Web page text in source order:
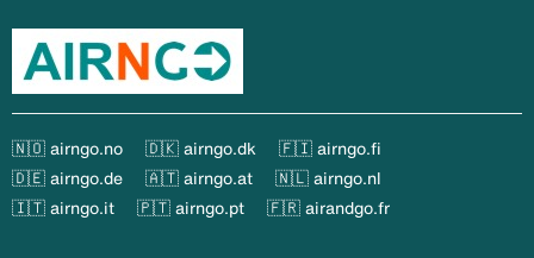
🇳🇴 airngo.no 🇩🇰 airngo.dk
🇫🇮 airngo.fi
🇩🇪 airngo.de
🇦🇹 airngo.at
🇳🇱 airngo.nl
🇮🇹 airngo.it
🇵🇹 airngo.pt 🇫🇷 airandgo.fr